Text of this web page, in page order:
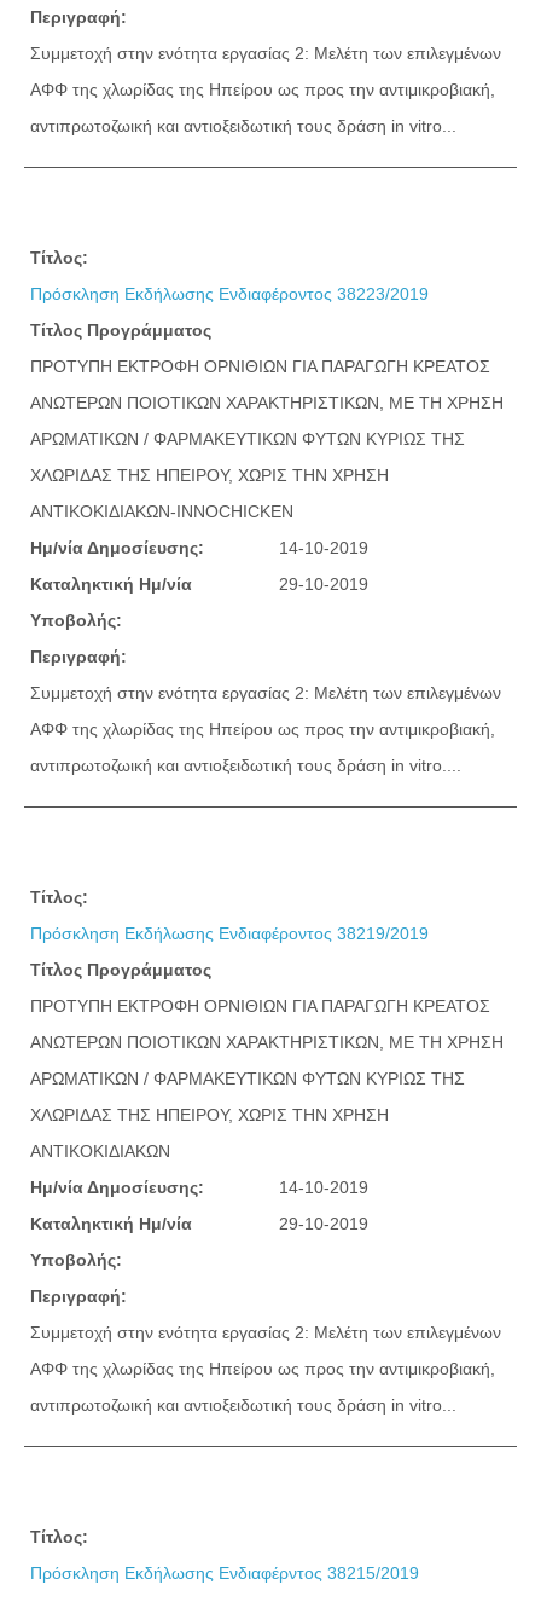
Περιγραφή:
Συμμετοχή στην ενότητα εργασίας 2: Μελέτη των επιλεγμένων
ΑΦΦ της χλωρίδας της Ηπείρου ως προς την αντιμικροβιακή,
αντιπρωτοζωική και αντιοξειδωτική τους δράση in vitro...
Τίτλος:
Πρόσκληση Εκδήλωσης Ενδιαφέροντος 38223/2019
Τίτλος Προγράμματος
ΠΡΟΤΥΠΗ ΕΚΤΡΟΦΗ ΟΡΝΙΘΙΩΝ ΓΙΑ ΠΑΡΑΓΩΓΗ ΚΡΕΑΤΟΣ
ΑΝΩΤΕΡΩΝ ΠΟΙΟΤΙΚΩΝ ΧΑΡΑΚΤΗΡΙΣΤΙΚΩΝ, ΜΕ ΤΗ ΧΡΗΣΗ
ΑΡΩΜΑΤΙΚΩΝ / ΦΑΡΜΑΚΕΥΤΙΚΩΝ ΦΥΤΩΝ ΚΥΡΙΩΣ ΤΗΣ
ΧΛΩΡΙΔΑΣ ΤΗΣ ΗΠΕΙΡΟΥ, ΧΩΡΙΣ ΤΗΝ ΧΡΗΣΗ
ΑΝΤΙΚΟΚΙΔΙΑΚΩΝ-INNOCHICKEN
Ημ/νία Δημοσίευσης:
14-10-2019
Καταληκτική Ημ/νία
Υποβολής:
29-10-2019
Περιγραφή:
Συμμετοχή στην ενότητα εργασίας 2: Μελέτη των επιλεγμένων
ΑΦΦ της χλωρίδας της Ηπείρου ως προς την αντιμικροβιακή,
αντιπρωτοζωική και αντιοξειδωτική τους δράση in vitro....
Τίτλος:
Πρόσκληση Εκδήλωσης Ενδιαφέροντος 38219/2019
Τίτλος Προγράμματος
ΠΡΟΤΥΠΗ ΕΚΤΡΟΦΗ ΟΡΝΙΘΙΩΝ ΓΙΑ ΠΑΡΑΓΩΓΗ ΚΡΕΑΤΟΣ
ΑΝΩΤΕΡΩΝ ΠΟΙΟΤΙΚΩΝ ΧΑΡΑΚΤΗΡΙΣΤΙΚΩΝ, ΜΕ ΤΗ ΧΡΗΣΗ
ΑΡΩΜΑΤΙΚΩΝ / ΦΑΡΜΑΚΕΥΤΙΚΩΝ ΦΥΤΩΝ ΚΥΡΙΩΣ ΤΗΣ
ΧΛΩΡΙΔΑΣ ΤΗΣ ΗΠΕΙΡΟΥ, ΧΩΡΙΣ ΤΗΝ ΧΡΗΣΗ
ΑΝΤΙΚΟΚΙΔΙΑΚΩΝ
Ημ/νία Δημοσίευσης:
14-10-2019
Καταληκτική Ημ/νία
Υποβολής:
29-10-2019
Περιγραφή:
Συμμετοχή στην ενότητα εργασίας 2: Μελέτη των επιλεγμένων
ΑΦΦ της χλωρίδας της Ηπείρου ως προς την αντιμικροβιακή,
αντιπρωτοζωική και αντιοξειδωτική τους δράση in vitro...
Τίτλος:
Πρόσκληση Εκδήλωσης Ενδιαφέρντος 38215/2019